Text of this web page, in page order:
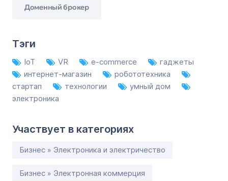
Доменный брокер
Тэги
IoT VR e-commerce
гаджеты
интернет-магазин
робототехника
стартап
технологии
умный дом
электроника
Участвует в категориях
Бизнес » Электроника и электричество
Бизнес » Электронная коммерция